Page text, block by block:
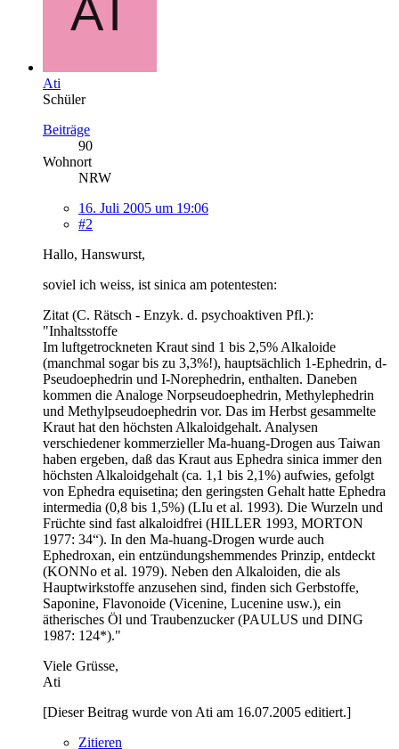
Ati
Schüler
Beiträge
90
Wohnort
NRW
16. Juli 2005 um 19:06
#2
Hallo, Hanswurst,
soviel ich weiss, ist sinica am potentesten:
Zitat (C. Rätsch - Enzyk. d. psychoaktiven Pfl.):
"Inhaltsstoffe
Im luftgetrockneten Kraut sind 1 bis 2,5% Alkaloide
(manchmal sogar bis zu 3,3%!), hauptsächlich 1-Ephedrin, d-
Pseudoephedrin und I-Norephedrin, enthalten. Daneben
kommen die Analoge Norpseudoephedrin, Methylephedrin
und Methylpseudoephedrin vor. Das im Herbst gesammelte
Kraut hat den höchsten Alkaloidgehalt. Analysen
verschiedener kommerzieller Ma-huang-Drogen aus Taiwan
haben ergeben, daß das Kraut aus Ephedra sinica immer den
höchsten Alkaloidgehalt (ca. 1,1 bis 2,1%) aufwies, gefolgt
von Ephedra equisetina; den geringsten Gehalt hatte Ephedra
intermedia (0,8 bis 1,5%) (LIu et al. 1993). Die Wurzeln und
Früchte sind fast alkaloidfrei (HILLER 1993, MORTON
1977: 34“). In den Ma-huang-Drogen wurde auch
Ephedroxan, ein entzündungshemmendes Prinzip, entdeckt
(KONNo et al. 1979). Neben den Alkaloiden, die als
Hauptwirkstoffe anzusehen sind, finden sich Gerbstoffe,
Saponine, Flavonoide (Vicenine, Lucenine usw.), ein
ätherisches Öl und Traubenzucker (PAULUS und DING
1987: 124*)."
Viele Grüsse,
Ati
[Dieser Beitrag wurde von Ati am 16.07.2005 editiert.]
Zitieren